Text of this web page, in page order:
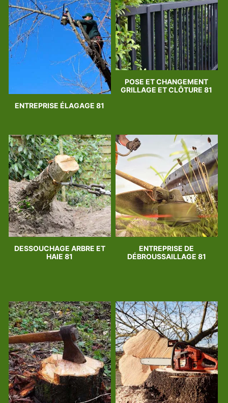
ENTREPRISE ÉLAGAGE 81
POSE ET CHANGEMENT
GRILLAGE ET CLÔTURE 81
DESSOUCHAGE ARBRE ET
HAIE 81
ENTREPRISE DE
DÉBROUSSAILLAGE 81